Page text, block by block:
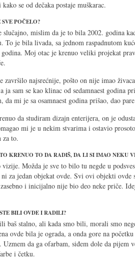
se od dečaka postaje muškarac.
POČELO?
slučajno, mislim da je to bila 2002. godina
To je bila livada, sa jednom raspadnutom
godina. Moj otac je krenuo veliki projekat
završilo najsrećnije, pošto on nije imao
ja sam se kao klinac od sedamnaest godina
da mi je sa osamnaest godina prišao, dao
da studiram dizajn enterijera, on je
mi je u nekim stvarima i ostavio
za to.
KRENUO TO DA RADIŠ, DA LI SI IMAO NEKU
Možda je sve to bilo tu negde u
za jedan objekat ovde. Svi ovi objekti
i inicijalno nije bio deo neke priče.
BILI OVDE I RADILI?
baš stalno, ali kada smo bili, morali smo
ovde bila je ograda, a onda gore na
Uzmem da ga ofarbam, siđem dole da pijem
i četku.